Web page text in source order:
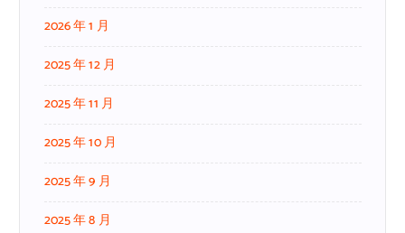
2026 年 1 月
2025 年 12 月
2025 年 11 月
2025 年 10 月
2025 年 9 月
2025 年 8 月